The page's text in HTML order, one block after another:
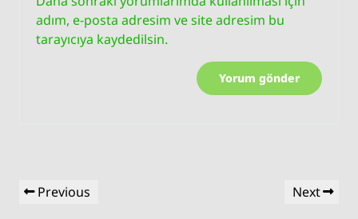
adım, e-posta adresim ve site adresim bu
tarayıcıya kaydedilsin.
Yazı
gezinmesi
Previous
Previous
Next
Next